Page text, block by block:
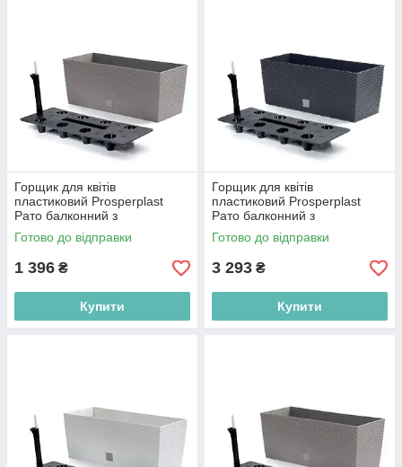
Горщик для квітів
пластиковий Prosperplast
Рато балконний з
автополивом 60*24см мокко
DRTC600-7529U
Готово до відправки
1 396 ₴
Купити
Горщик для квітів
пластиковий Prosperplast
Рато балконний з
автополивом 80*32см
антрацитDRTC800-S433
Готово до відправки
3 293 ₴
Купити